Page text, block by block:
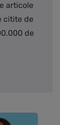
articole
citite de
de